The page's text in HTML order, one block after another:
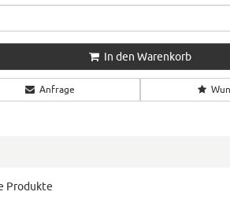
In den Warenkorb
Anfrage
Produkte